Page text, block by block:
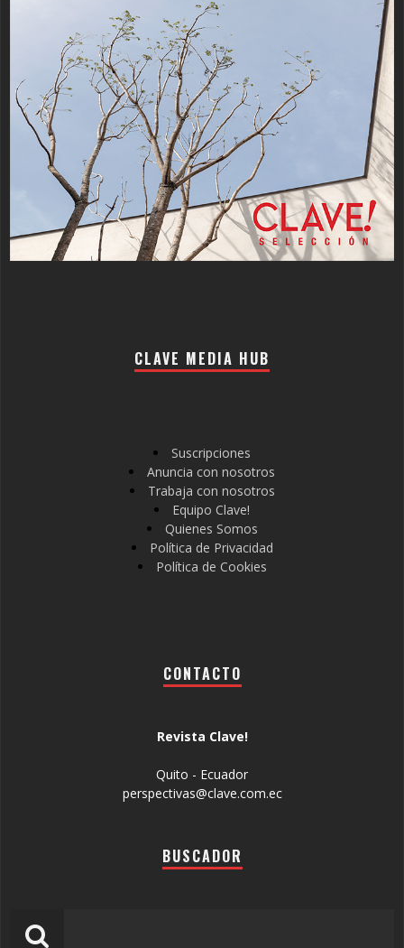
CLAVE MEDIA HUB
Suscripciones
Anuncia con nosotros
Trabaja con nosotros
Equipo Clave!
Quienes Somos
Política de Privacidad
Política de Cookies
CONTACTO
Revista Clave!
Quito - Ecuador
perspectivas@clave.com.ec
BUSCADOR